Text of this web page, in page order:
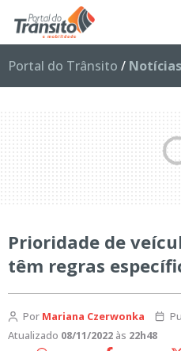
Portal do Trânsito / Notícias
Prioridade de
têm regras
Por Mariana Czerwonka
Atualizado 08/11/2022 às 22h48